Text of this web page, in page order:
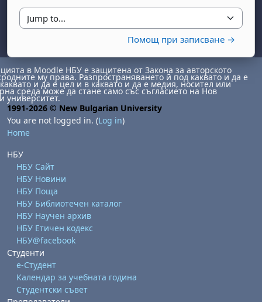
Jump to...
Помощ при записване →
1 August
2 August
8 August
9 August
15 August
16 August
22 August
23 August
29 August
30 August
в Moodle НБУ е защитена от Закона за авторското
му права. Разпространяването й под каквато и да е
и да е цел и в каквато и да е медия, носител или
среда може да стане само със съгласието на Нов
университет.
1991-2026 © New Bulgarian University
You are not logged in. (Log in)
Home
НБУ
НБУ Сайт
НБУ Новини
НБУ Поща
НБУ Библиотечен каталог
НБУ Научен архив
НБУ Етичен кодекс
НБУ@facebook
Студенти
е-Студент
Календар за учебната година
Студентски съвет